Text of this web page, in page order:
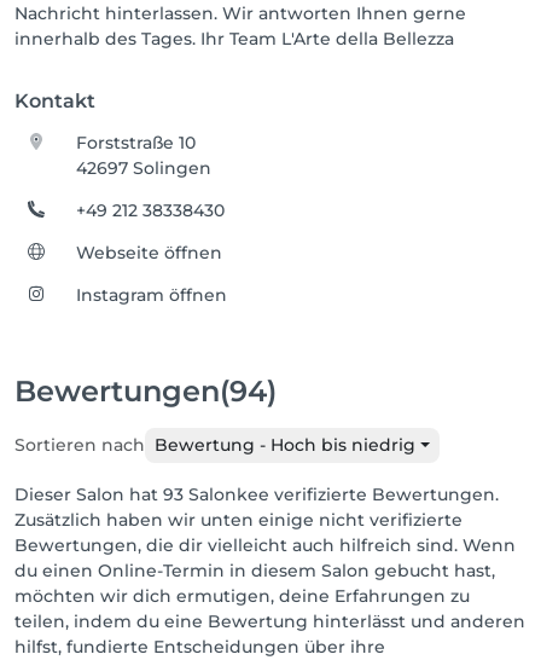
Nachricht hinterlassen. Wir antworten Ihnen gerne
innerhalb des Tages. Ihr Team L'Arte della Bellezza
Kontakt
Forststraße 10
42697 Solingen
+49 212 38338430
Webseite öffnen
Instagram öffnen
Bewertungen(94)
Sortieren nach Bewertung - Hoch bis niedrig
Dieser Salon hat 93 Salonkee verifizierte Bewertungen.
Zusätzlich haben wir unten einige nicht verifizierte
Bewertungen, die dir vielleicht auch hilfreich sind. Wenn
du einen Online-Termin in diesem Salon gebucht hast,
möchten wir dich ermutigen, deine Erfahrungen zu
teilen, indem du eine Bewertung hinterlässt und anderen
hilfst, fundierte Entscheidungen über ihre